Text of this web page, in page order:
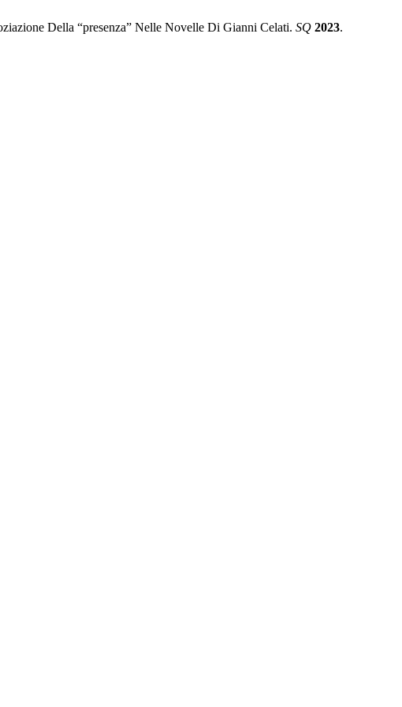
Della “presenza” Nelle Novelle Di Gianni Celati. SQ 2023.